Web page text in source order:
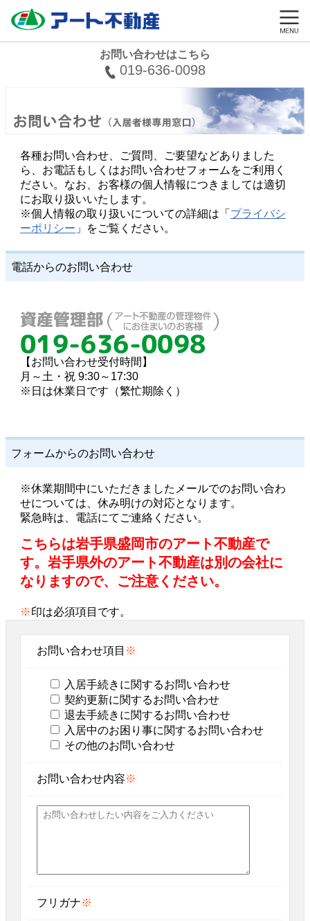
お問い合わせはこちら
019-636-0098
各種お問い合わせ、ご質問、ご要望などありました
ら、お電話もしくはお問い合わせフォームをご利用く
ださい。なお、お客様の個人情報につきましては適切
にお取り扱いいたします。
※個人情報の取り扱いについての詳細は「 プライバシ
ーポリシー 」をご覧ください。
電話からのお問い合わせ
【お問い合わせ受付時間】
月～土・祝 9:30～17:30
※日は休業日です（繁忙期除く）
フォームからのお問い合わせ
※休業期間中にいただきましたメールでのお問い合わ
せについては、休み明けの対応となります。
緊急時は、電話にてご連絡ください。
こちらは岩手県盛岡市のアート不動産で
す。岩手県外のアート不動産は別の会社に
なりますので、ご注意ください。
※印は必須項目です。
お問い合わせ項目 ※
入居手続きに関するお問い合わせ
契約更新に関するお問い合わせ
退去手続きに関するお問い合わせ
入居中のお困り事に関するお問い合わせ
その他のお問い合わせ
お問い合わせ内容※
フリガナ※